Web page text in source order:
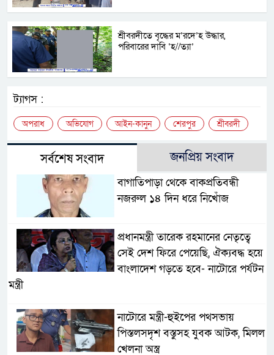
শ্রীবরদীতে বৃদ্ধের ম’রদে’হ উদ্ধার,
পরিবারের দাবি ‘হ//ত্যা’
ট্যাগস :
অপরাধ অভিযোগ আইন-কানুন শেরপুর শ্রীবরদী
সর্বশেষ সংবাদ জনপ্রিয় সংবাদ
বাগাতিপাড়া থেকে বাকপ্রতিবন্ধী
নজরুল ১৪ দিন ধরে নিখোঁজ
প্রধানমন্ত্রী তারেক রহমানের নেতৃত্বে
সেই দেশ ফিরে পেয়েছি, ঐক্যবদ্ধ হয়ে
বাংলাদেশ গড়তে হবে- নাটোরে পর্যটন
মন্ত্রী
নাটোরে মন্ত্রী-হুইপের পথসভায়
পিস্তলসদৃশ বস্তুসহ যুবক আটক, মিলল
খেলনা অস্ত্র